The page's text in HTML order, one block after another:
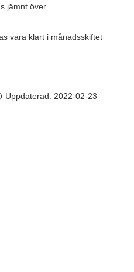
jämnt över
vara klart i månadsskiftet
Uppdaterad: 2022-02-23